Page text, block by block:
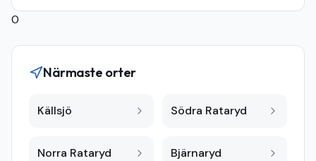
0
Närmaste orter
Källsjö Södra Rataryd
Norra Rataryd Bjärnaryd